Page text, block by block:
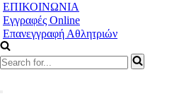
ΕΠΙΚΟΙΝΩΝΙΑ
Εγγραφές Online
Επανεγγραφή Αθλητριών
Search
for...